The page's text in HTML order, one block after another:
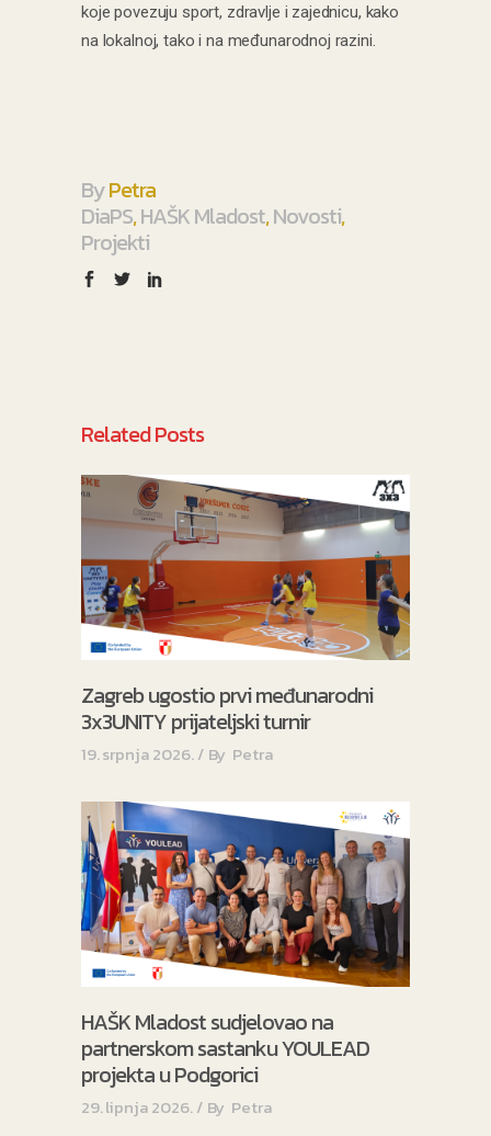
koje povezuju sport, zdravlje i zajednicu, kako
na lokalnoj, tako i na međunarodnoj razini.
ByPetra
DiaPS,HAŠK Mladost,Novosti,
Projekti
Related Posts
Zagreb ugostio prvi međunarodni
3x3UNITY prijateljski turnir
19. srpnja 2026. By Petra
HAŠK Mladost sudjelovao na
partnerskom sastanku YOULEAD
projekta u Podgorici
29. lipnja 2026. By Petra